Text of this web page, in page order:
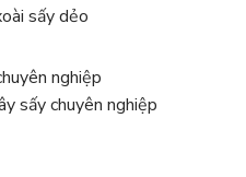
sấy dẻo
sấy chuyên nghiệp